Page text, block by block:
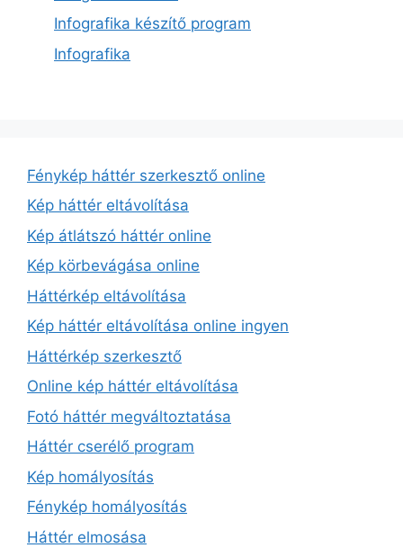
Infografika készítő program
Infografika
Fénykép háttér szerkesztő online
Kép háttér eltávolítása
Kép átlátszó háttér online
Kép körbevágása online
Háttérkép eltávolítása
Kép háttér eltávolítása online ingyen
Háttérkép szerkesztő
Online kép háttér eltávolítása
Fotó háttér megváltoztatása
Háttér cserélő program
Kép homályosítás
Fénykép homályosítás
Háttér elmosása